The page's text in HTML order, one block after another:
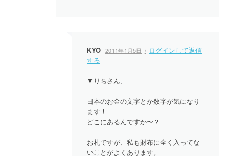
KYO 2011年1月5日
ログインして返信
する
▼りちさん、
日本のお金の文字とか数字が気になり
ます！
どこにあるんですか〜？
お札ですが、私も財布に全く入ってな
いことがよくあります。